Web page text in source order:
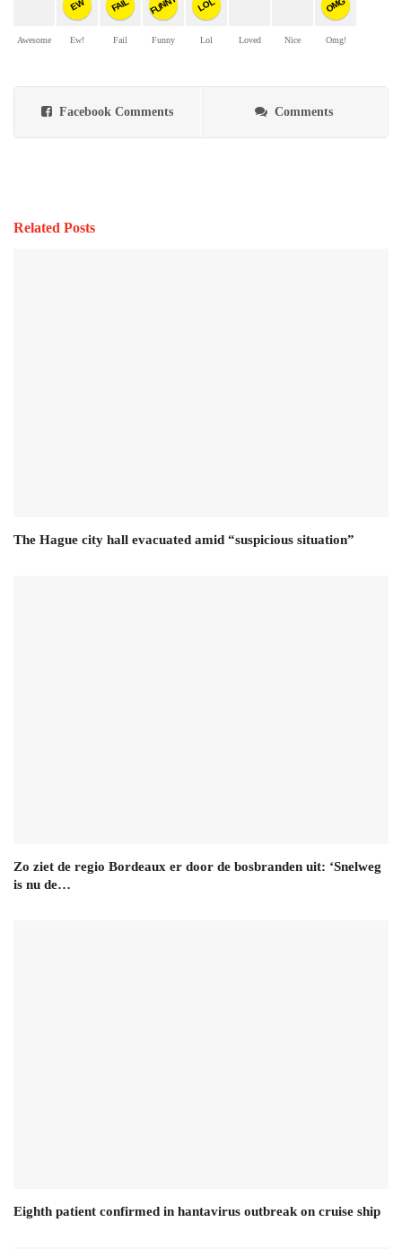
Awesome
EW
Ew!
FAIL
Fail
FUNNY
Funny
LOL
Lol Loved Nice
OMG
Omg!
Facebook Comments Comments
Related Posts
The Hague city hall evacuated amid “suspicious situation”
Zo ziet de regio Bordeaux er door de bosbranden uit: ‘Snelweg
is nu de…
Eighth patient confirmed in hantavirus outbreak on cruise ship